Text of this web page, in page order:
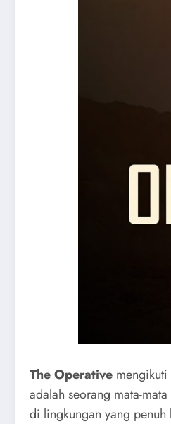
The Operative
adalah seorang mata-
di lingkungan yang penuh